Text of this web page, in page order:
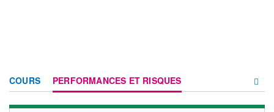
COURS PERFORMANCES ET RISQUES